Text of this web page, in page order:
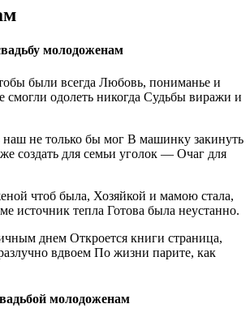
молодоженам
были всегда Любовь, пониманье и
смогли одолеть никогда Судьбы виражи и
не только бы мог В машинку закинуть
создать для семьи уголок — Очаг для
чтоб была, Хозяйкой и мамою стала,
источник тепла Готова была неустанно.
днем Откроется книги страница,
вдвоем По жизни парите, как
молодоженам